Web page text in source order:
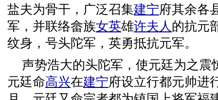
盐夫为骨干，广泛召集建宁府其余各
军，并联络畲族女英雄许夫人的抗元
纹身，号头陀军，英勇抵抗元军。
声势浩大的头陀军，使元廷为之震
元廷命高兴在建宁府设立行都元帅进